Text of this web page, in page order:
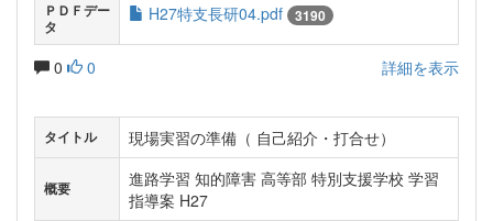
ＰＤＦデー
タ
H27特支長研04.pdf 3190
0 0 詳細を表示
タイトル 現場実習の準備（ 自己紹介・打合せ）
概要
進路学習 知的障害 高等部 特別支援学校 学習
指導案 H27